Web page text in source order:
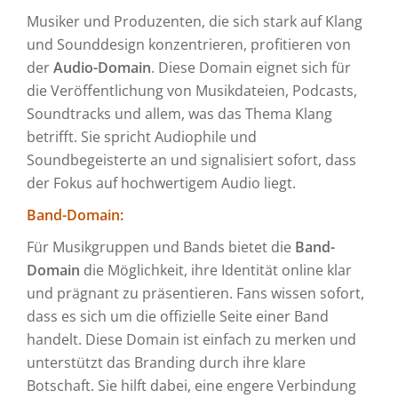
Musiker und Produzenten, die sich stark auf Klang
und Sounddesign konzentrieren, profitieren von
derAudio-Domain. Diese Domain eignet sich für
die Veröffentlichung von Musikdateien, Podcasts,
Soundtracks und allem, was das Thema Klang
betrifft. Sie spricht Audiophile und
Soundbegeisterte an und signalisiert sofort, dass
der Fokus auf hochwertigem Audio liegt.
Band-Domain:
Für Musikgruppen und Bands bietet die Band-
Domain die Möglichkeit, ihre Identität online klar
und prägnant zu präsentieren. Fans wissen sofort,
dass es sich um die offizielle Seite einer Band
handelt. Diese Domain ist einfach zu merken und
unterstützt das Branding durch ihre klare
Botschaft. Sie hilft dabei, eine engere Verbindung